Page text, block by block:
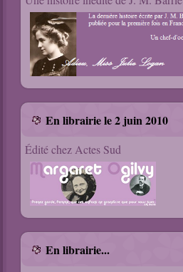
En librairie le 2 juin 2010
Édité chez Actes Sud
En librairie...